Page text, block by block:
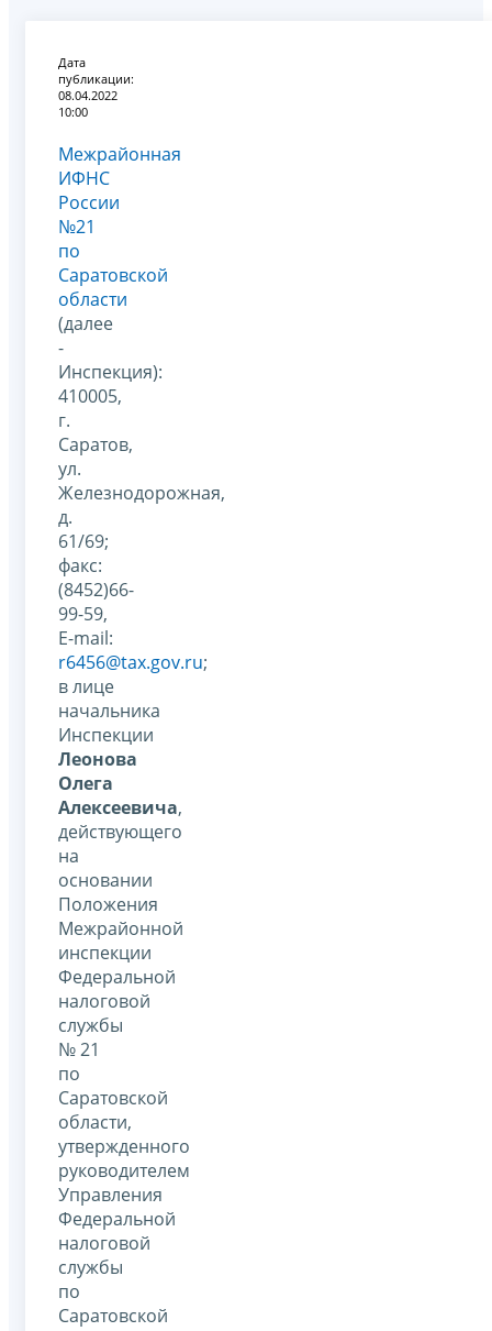
Дата
публикации:
08.04.2022
10:00
Межрайонная
ИФНС
России
№21
по
Саратовской
области
(далее
-
Инспекция):
410005,
г.
Саратов,
ул.
Железнодорожная,
д.
61/69;
факс:
(8452)66-
99-59,
Е-mail:
r6456@tax.gov.ru;
в лице
начальника
Инспекции
Леонова
Олега
Алексеевича,
действующего
на
основании
Положения
Межрайонной
инспекции
Федеральной
налоговой
службы
№ 21
по
Саратовской
области,
утвержденного
руководителем
Управления
Федеральной
налоговой
службы
по
Саратовской